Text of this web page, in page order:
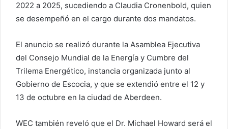
2022 a 2025, sucediendo a Claudia Cronenbold, quien
se desempeñó en el cargo durante dos mandatos.
El anuncio se realizó durante la Asamblea Ejecutiva
del Consejo Mundial de la Energía y Cumbre del
Trilema Energético, instancia organizada junto al
Gobierno de Escocia, y que se extendió entre el 12 y
13 de octubre en la ciudad de Aberdeen.
WEC también reveló que el Dr. Michael Howard será el